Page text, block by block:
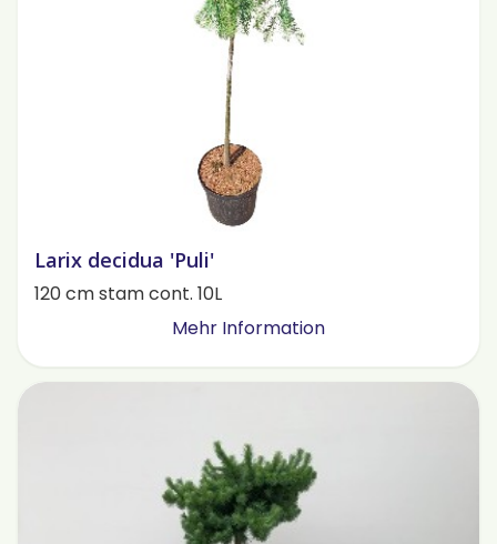
Larix decidua 'Puli'
120 cm stam cont. 10L
Mehr Information